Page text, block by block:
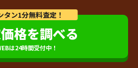
タン1分無料査定！
格を調べる
は24時間受付中！